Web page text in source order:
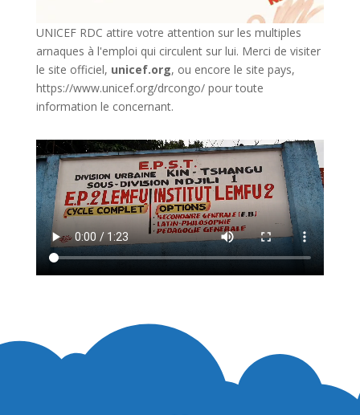
UNICEF RDC attire votre attention sur les multiples
arnaques à l'emploi qui circulent sur lui. Merci de visiter
le site officiel, unicef.org, ou encore le site pays,
https://www.unicef.org/drcongo/pour toute
information le concernant.